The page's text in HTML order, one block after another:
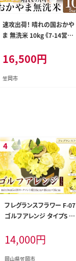
速攻出荷！ 晴れの国おかや
ま 無洗米 10kg 《7-14営業
笠岡市 無洗米 岡山県産 米
送料無料 国産 ブレンド米 無
洗米 ---kasaoka_zsy_383_
16,500円
笠岡市
フレグランスフラワー F-07
ゴルフアレンジ タイプS フ
荷予定(土日祝除く)》岡山県
笠岡市 花 贈呈品 贈り物 プ
レゼント インテリア ゴルフ--
14,000円
岡山県笠岡市